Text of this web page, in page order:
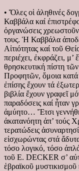
• Ὅλες οἱ ἀληθινές
Καββάλα καί
ὀργανώσεις
τους. Ἡ Καββάλα
Αἰτιότητας καί τοῦ
περιέχει, ἐκφράζει,
θρησκευτική πίστη
Προφητῶν, ὅμοια κατά
ἐπίσης ἔχουν τά
βιβλία ἔχουν γραφεῖ
παραδόσεις καί ἦταν
ἀμύητο… Ἔτσι
ἀκατανόητη ἀπ’ τούς
τερατώδεις
εἰσχωρώντας στά
τόσο λογικό, τόσο
τοῦ Ε. DECKER σ’
ἑβραϊκοῦ